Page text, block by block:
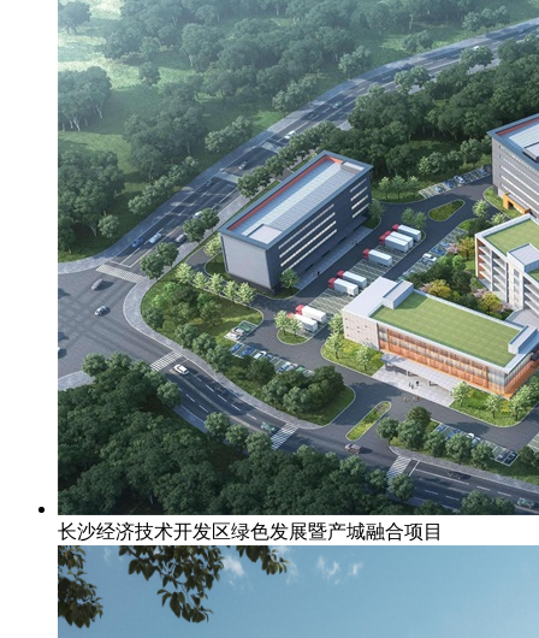
长沙经济技术开发区绿色发展暨产城融合项目